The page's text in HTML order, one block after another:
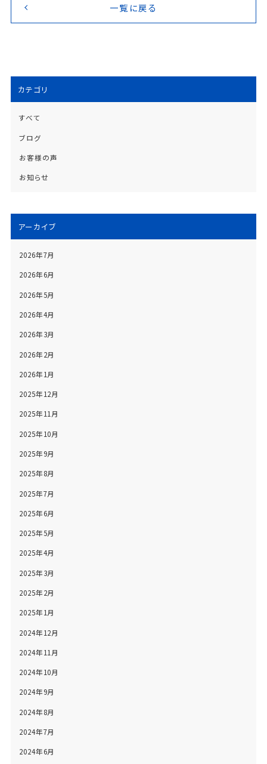
一覧に戻る
カテゴリ
すべて
ブログ
お客様の声
お知らせ
アーカイブ
2026年7月
2026年6月
2026年5月
2026年4月
2026年3月
2026年2月
2026年1月
2025年12月
2025年11月
2025年10月
2025年9月
2025年8月
2025年7月
2025年6月
2025年5月
2025年4月
2025年3月
2025年2月
2025年1月
2024年12月
2024年11月
2024年10月
2024年9月
2024年8月
2024年7月
2024年6月